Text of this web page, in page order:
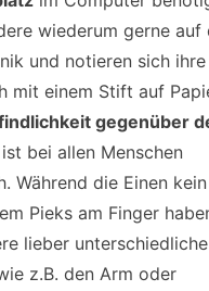
wiederum gerne auf
und notieren sich
mit einem Stift auf
gegenüber
ist bei allen Menschen
Während die Einen kein
Pieks am Finger
lieber unterschiedliche
z.B. den Arm oder